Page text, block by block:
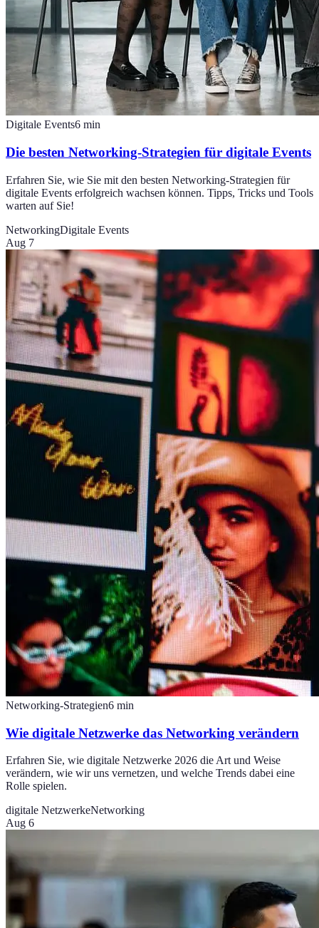
Digitale Events6 min
Die besten Networking-Strategien für digitale Events
Erfahren Sie, wie Sie mit den besten Networking-Strategien für
digitale Events erfolgreich wachsen können. Tipps, Tricks und Tools
warten auf Sie!
NetworkingDigitale Events
Aug 7
Networking-Strategien6 min
Wie digitale Netzwerke das Networking verändern
Erfahren Sie, wie digitale Netzwerke 2026 die Art und Weise
verändern, wie wir uns vernetzen, und welche Trends dabei eine
Rolle spielen.
digitale NetzwerkeNetworking
Aug 6